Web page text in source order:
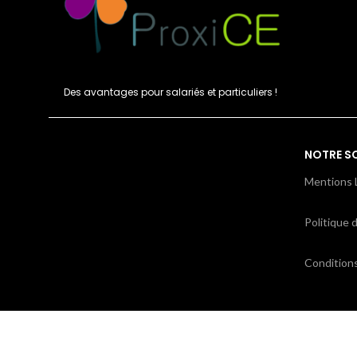
Des avantages pour salariés et particuliers !
NOTRE
Mentions
Politique